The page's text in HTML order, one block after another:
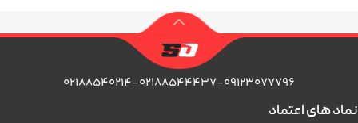
۰۲۱۸۸۵۴۰۲۱۴-۰۲۱۸۸۵۴۴۴۳۷-۰۹۱۲۳۰۷۷۷۹۶
نماد های اعتماد